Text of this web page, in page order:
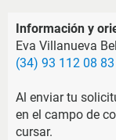
Información y
Eva Villanueva
(34) 93 112 08 83
Al enviar tu
en el campo de
cursar.